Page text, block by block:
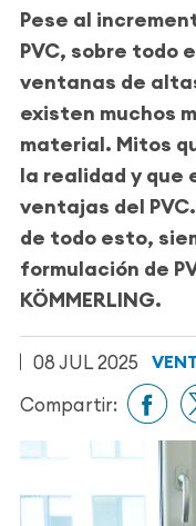
Pese al
PVC, sobre todo
ventanas de
existen muchos
material. Mitos
la realidad y que
ventajas del PVC.
de todo esto,
formulación de
KÖMMERLING.
08 JUL 2025
Compartir: